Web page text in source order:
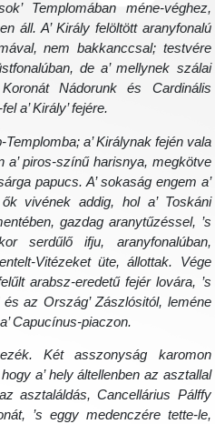
Templomában méne-véghez,
áll. A’ Király felöltött aranyfonalú
nem bakkanccsal; testvére
de a’ mellynek szálai
Nádorunk és Cardinális
a’ Király’ fejére.
a’ Királynak fején vala
a’ piros-színű harisnya, megkötve
papucs. A’ sokaság engem a’
vivének addig, hol a’ Toskáni
gazdag aranytűzéssel, ’s
serdűlő ifju, aranyfonalúban,
Vitézeket üte, állottak. Vége
arabsz-eredetű fejér lovára, ’s
az Ország’ Zászlósitól, leméne
Capucínus-piaczon.
Két asszonyság karomon
a’ hely áltellenben az asztallal
asztaláldás, Cancellárius Pálffy
’s eggy medenczére tette-le,